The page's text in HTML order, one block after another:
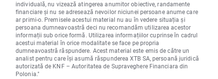
individuală, nu vizează atingerea anumitor obiective, randamente
financiare și nu se adresează nevoilor niciunei persoane anume care
ar primi-o. Premisele acestui material nu au în vedere situația și
persoana dumneavoastră deci nu recomandăm utilizarea acestor
informații sub orice formă. Utilizarea informațiilor cuprinse în cadrul
acestui material în orice modalitate se face pe propria
dumneavoastră răspundere. Acest material este emis de către un
analist pentru care își asumă răspunderea XTB SA, persoană juridică
autorizată de KNF – Autoritatea de Supraveghere Financiara din
Polonia."